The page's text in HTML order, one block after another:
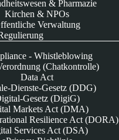
& Pharmazie
Kirchen & NPOs
Verwaltung
- Whistleblowing
(Chatkontrolle)
Data Act
Dienste-Gesetz (DDG)
Gesetz (DigiG)
Markets Act (DMA)
Resilience Act (DORA)
Services Act (DSA)